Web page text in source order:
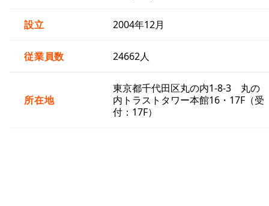
設立 2004年12月
従業員数 24662人
所在地
東京都千代田区丸の内1-8-3 丸の
内トラストタワー本館16・17F（受
付：17F）